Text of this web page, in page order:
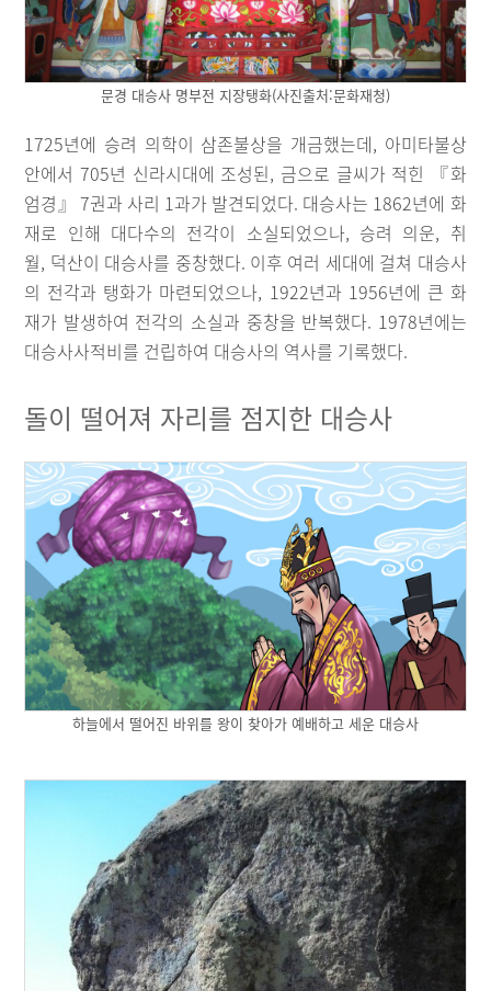
문경 대승사 명부전 지장탱화(사진출처:문화재청)
1725년에 승려 의학이 삼존불상을 개금했는데, 아미타불상
안에서 705년 신라시대에 조성된, 금으로 글씨가 적힌 『화
엄경』 7권과 사리 1과가 발견되었다. 대승사는 1862년에 화
재로 인해 대다수의 전각이 소실되었으나, 승려 의운, 취
월, 덕산이 대승사를 중창했다. 이후 여러 세대에 걸쳐 대승사
의 전각과 탱화가 마련되었으나, 1922년과 1956년에 큰 화
재가 발생하여 전각의 소실과 중창을 반복했다. 1978년에는
대승사사적비를 건립하여 대승사의 역사를 기록했다.
돌이 떨어져 자리를 점지한 대승사
하늘에서 떨어진 바위를 왕이 찾아가 예배하고 세운 대승사